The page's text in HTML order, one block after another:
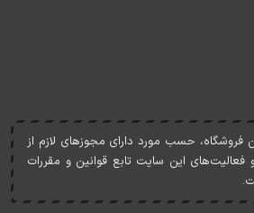
فروشگاه، حسب مورد دارای مجوزهای لازم از
فعاليت‌های اين سايت تابع قوانين و مقررات